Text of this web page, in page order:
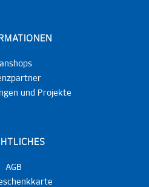
und Projekte
AGB